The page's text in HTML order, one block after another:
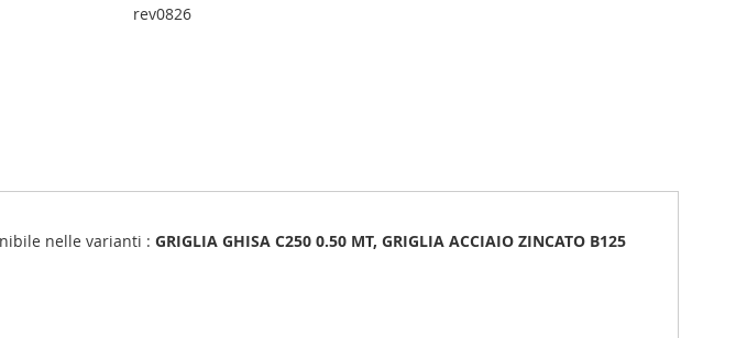
rev0826
nelle varianti : GRIGLIA GHISA C250 0.50 MT, GRIGLIA ACCIAIO ZINCATO B125